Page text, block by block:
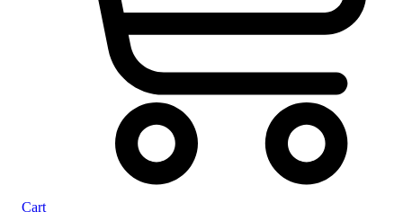
Cart